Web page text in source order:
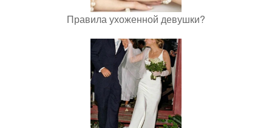
Правила ухоженной девушки?